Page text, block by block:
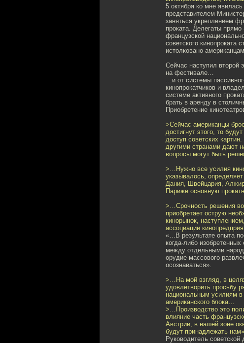
5 октября ко мне
представителем
заняться укреплением
проката. Делегаты
французской
советского кинопроката
истолковано
Сейчас наступил второй
на фестивале…
…и от системы
кинопрокатчиков и
системе активного
брать в аренду в
Приобретение
>Сейчас американцы
достигнут этого, то
доступ советских
другими странами дают
вопросы могут быть
>…Нужно все усилия
указывалось,
Дания, Швейцария,
Париже основную
>…Срочность решения
приобретает острую
кинорынок,
ассоциации
«…В результате опыта
когда-либо
между отдельными
орудие массового
осознаваться».
>…На мой взгляд, в
удовлетворить просьбу
национальным усилиям в
американского блока…
>…Производство это
влияние часть
Австрии, в нашей зоне
будут принадлежать
Руководитель